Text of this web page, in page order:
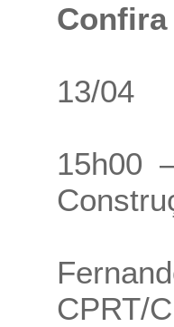
Confira
13/04
15h00
CPRT/